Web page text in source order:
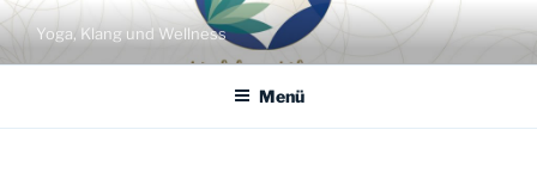
Zum
Inhalt
springen
Yoga, Klang und Wellness
Menü